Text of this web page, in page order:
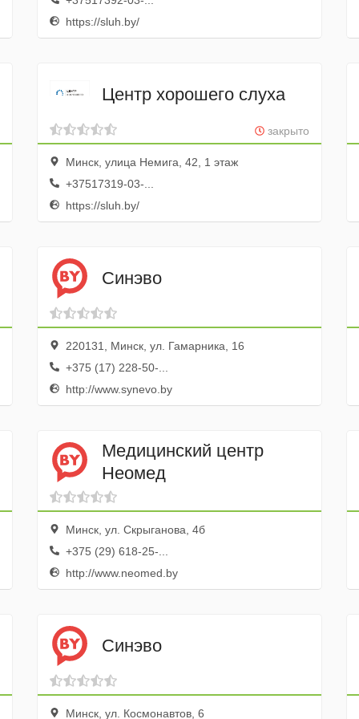
https://sluh.by/
Центр хорошего слуха
закрыто
Минск, улица Немига, 42, 1 этаж
+37517319-03-...
https://sluh.by/
Синэво
220131, Минск, ул. Гамарника, 16
+375 (17) 228-50-...
http://www.synevo.by
Медицинский центр
Неомед
Минск, ул. Скрыганова, 4б
+375 (29) 618-25-...
http://www.neomed.by
Синэво
Минск, ул. Космонавтов, 6